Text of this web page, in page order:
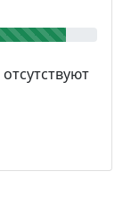
отсутствуют